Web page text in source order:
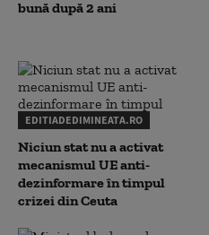
bună după 2 ani
EDITIADEDIMINEATA.RO
Niciun stat nu a activat
mecanismul UE anti-
dezinformare în timpul
crizei din Ceuta